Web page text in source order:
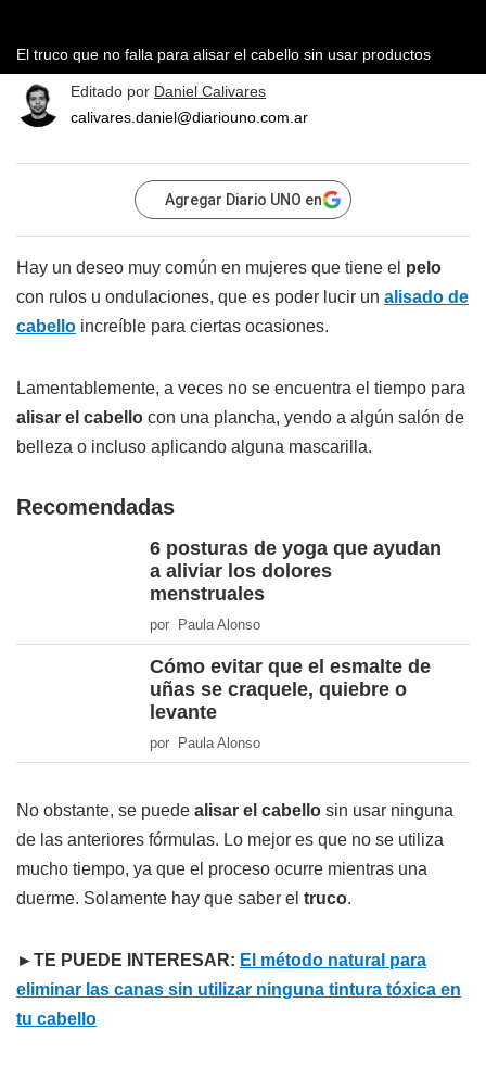
El truco que no falla para alisar el cabello sin usar productos
Editado por Daniel Calivares
calivares.daniel@diariouno.com.ar
Agregar Diario UNO en
Hay un deseo muy común en mujeres que tiene el pelo
con rulos u ondulaciones, que es poder lucir un alisado de
cabello increíble para ciertas ocasiones.
Lamentablemente, a veces no se encuentra el tiempo para
alisar el cabello con una plancha, yendo a algún salón de
belleza o incluso aplicando alguna mascarilla.
Recomendadas
6 posturas de yoga que ayudan
a aliviar los dolores
menstruales
por Paula Alonso
Cómo evitar que el esmalte de
uñas se craquele, quiebre o
levante
por Paula Alonso
No obstante, se puede alisar el cabello sin usar ninguna
de las anteriores fórmulas. Lo mejor es que no se utiliza
mucho tiempo, ya que el proceso ocurre mientras una
duerme. Solamente hay que saber el truco.
►TE PUEDE INTERESAR: El método natural para
eliminar las canas sin utilizar ninguna tintura tóxica en
tu cabello